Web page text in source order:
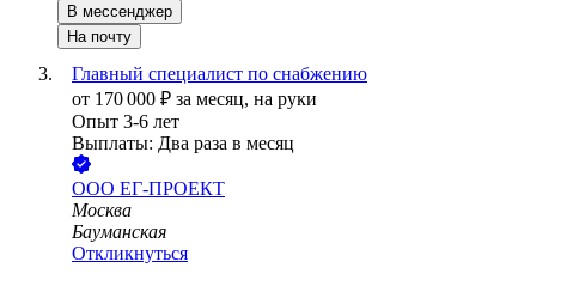
В мессенджер
На почту
Главный специалист по снабжению
от 170 000 ₽ за месяц, на руки
Опыт 3-6 лет
Выплаты: Два раза в месяц
ООО ЕГ-ПРОЕКТ
Москва
Бауманская
Откликнуться